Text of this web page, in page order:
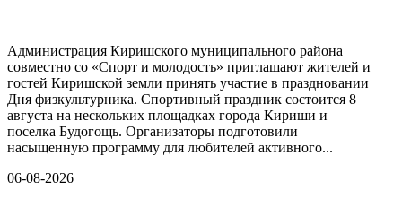
Администрация Киришского муниципального района
совместно со «Спорт и молодость» приглашают жителей и
гостей Киришской земли принять участие в праздновании
Дня физкультурника. Спортивный праздник состоится 8
августа на нескольких площадках города Кириши и
поселка Будогощь. Организаторы подготовили
насыщенную программу для любителей активного...
06-08-2026